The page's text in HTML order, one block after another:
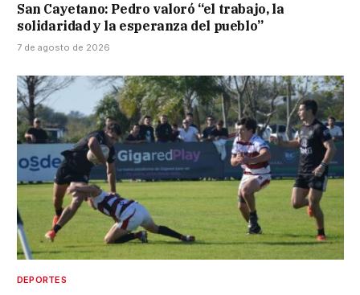
San Cayetano: Pedro valoró “el trabajo, la
solidaridad y la esperanza del pueblo”
7 de agosto de 2026
DEPORTES